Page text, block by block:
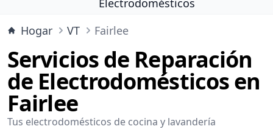
Electrodomésticos
Hogar
VT Fairlee
Servicios de Reparación
de Electrodomésticos en
Fairlee
Tus electrodomésticos de cocina y lavandería